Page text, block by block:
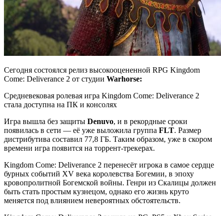
Сегодня состоялся релиз высокооцененной RPG Kingdom
Come: Deliverance 2 от студии Warhorse:
Средневековая ролевая игра Kingdom Come: Deliverance 2
стала доступна на ПК и консолях
Игра вышла без защиты Denuvo, и в рекордные сроки
появилась в сети — её уже выложила группа FLT. Размер
дистрибутива составил 77,8 ГБ. Таким образом, уже в скором
времени игра появится на торрент-трекерах.
Kingdom Come: Deliverance 2 перенесёт игрока в самое сердце
бурных событий XV века королевства Богемии, в эпоху
кровопролитной Богемской войны. Генри из Скалицы должен
быть стать простым кузнецом, однако его жизнь круто
меняется под влиянием невероятных обстоятельств.